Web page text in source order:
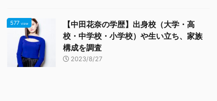
577 view
【中田花奈の学歴】出身校（大学・高
校・中学校・小学校）や生い立ち、家族
構成を調査
2023/8/27